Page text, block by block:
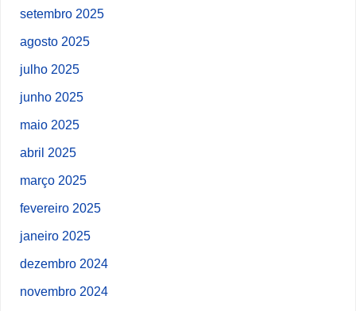
setembro 2025
agosto 2025
julho 2025
junho 2025
maio 2025
abril 2025
março 2025
fevereiro 2025
janeiro 2025
dezembro 2024
novembro 2024